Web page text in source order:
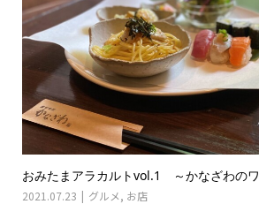
おみたまアラカルトvol.1 ～かなざわの
2021.07.23 グルメ, お店